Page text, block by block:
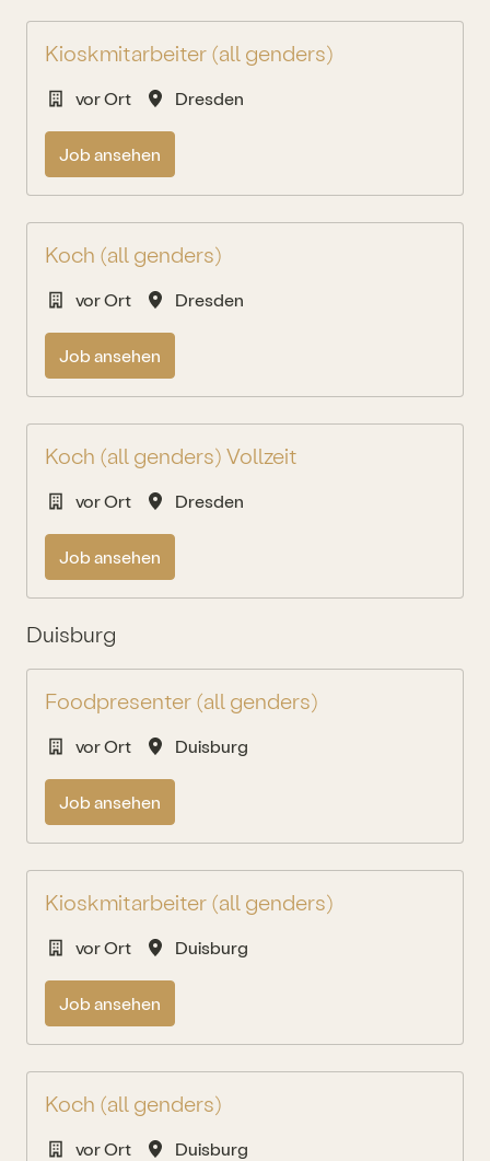
Kioskmitarbeiter (all genders)
vor Ort Dresden
Job ansehen
Koch (all genders)
vor Ort Dresden
Job ansehen
Koch (all genders) Vollzeit
vor Ort Dresden
Job ansehen
Duisburg
Foodpresenter (all genders)
vor Ort Duisburg
Job ansehen
Kioskmitarbeiter (all genders)
vor Ort Duisburg
Job ansehen
Koch (all genders)
vor Ort Duisburg